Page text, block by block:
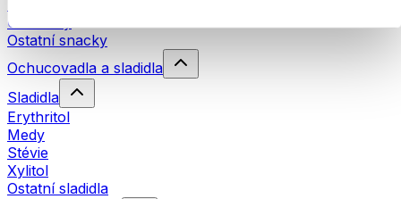
Čokolády
Ostatní snacky
Ochucovadla a sladidla
Sladidla
Erythritol
Medy
Stévie
Xylitol
Ostatní sladidla